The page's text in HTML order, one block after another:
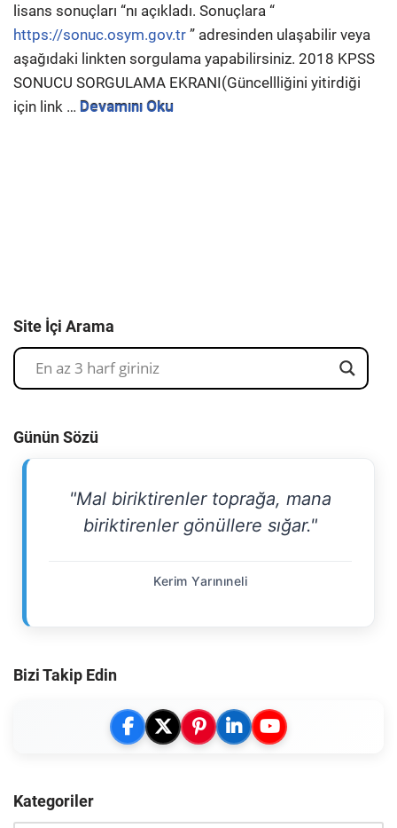
lisans sonuçları “nı açıkladı. Sonuçlara “
https://sonuc.osym.gov.tr ” adresinden ulaşabilir veya
aşağıdaki linkten sorgulama yapabilirsiniz. 2018 KPSS
SONUCU SORGULAMA EKRANI(Güncellliğini yitirdiği
için link … Devamını Oku
Site İçi Arama
Günün Sözü
"Mal biriktirenler toprağa, mana
biriktirenler gönüllere sığar."
Kerim Yarınıneli
Bizi Takip Edin
Kategoriler